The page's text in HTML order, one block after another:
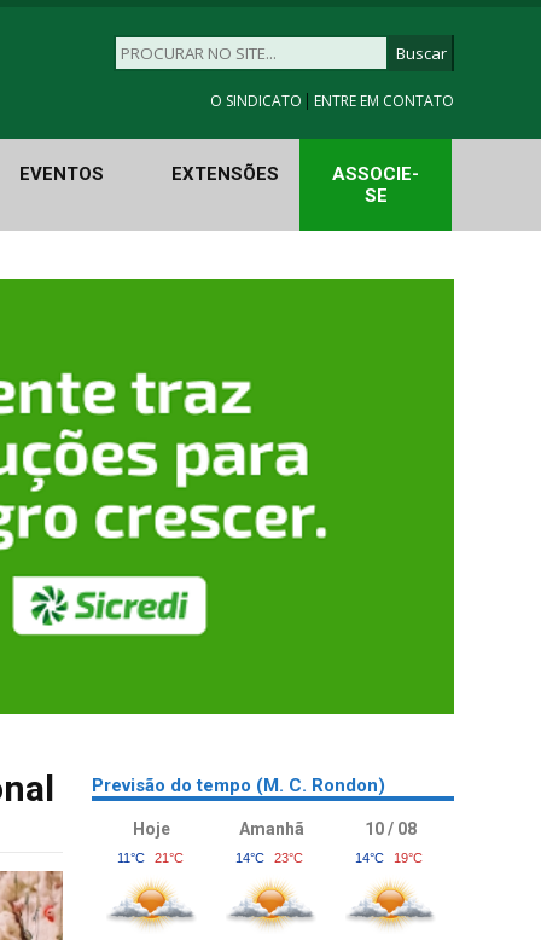
O SINDICATO | ENTRE EM CONTATO
EVENTOS EXTENSÕES
ASSOCIE-
SE
Previsão do tempo (M. C. Rondon)
Hoje
11°C 21°C
Amanhã
14°C 23°C
10 / 08
14°C 19°C